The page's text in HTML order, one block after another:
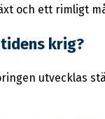
och ett rimligt
krig?
utvecklas